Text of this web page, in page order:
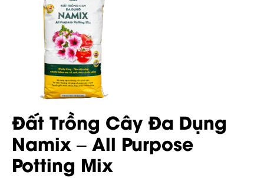
Đất Trồng Cây Đa Dụng
Namix – All Purpose
Potting Mix